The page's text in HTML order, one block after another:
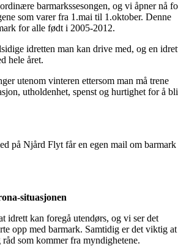
barmarkssesongen, og vi åpner nå
som varer fra 1.mai til 1.oktober. Denne
for alle født i 2005-2012.
idretten man kan drive med, og en
hele året.
utenom vinteren ettersom man må trene
utholdenhet, spenst og hurtighet for å bli
på Njård Flyt får en egen mail om barmark
situasjonen
idrett kan foregå utendørs, og vi ser det
opp med barmark. Samtidig er det viktig at
som kommer fra myndighetene.